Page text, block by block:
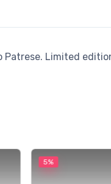
Patrese. Limited
5%